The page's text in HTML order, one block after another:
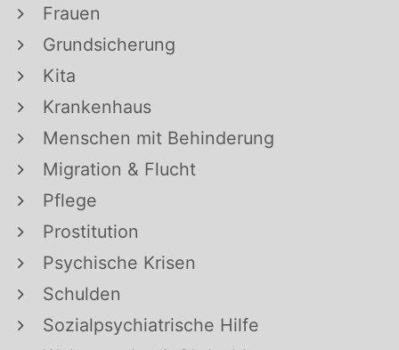
Frauen
Grundsicherung
Kita
Krankenhaus
Menschen mit Behinderung
Migration & Flucht
Pflege
Prostitution
Psychische Krisen
Schulden
Sozialpsychiatrische Hilfe